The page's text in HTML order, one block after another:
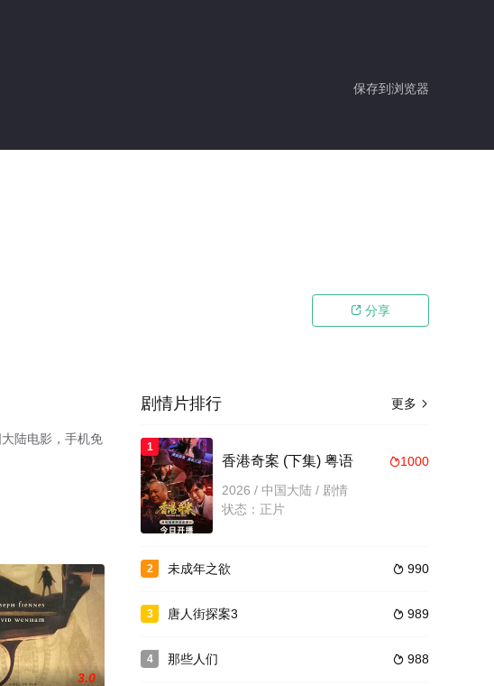
保存到浏览器
 分享
陆电影，手机免
3.0
更多 
剧情片排行
1
1000
香港奇案 (下集) 粤语
2026 / 中国大陆 / 剧情
状态：正片
2  990
未成年之欲
3  989
唐人街探案3
4  988
那些人们